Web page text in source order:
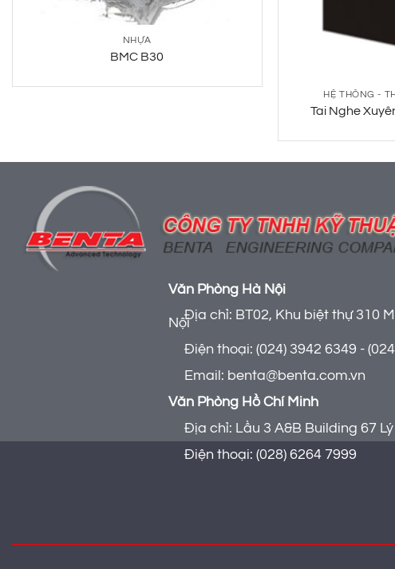
NHỰA
BMC B30
HỆ THỐNG -
Tai Nghe
Văn Phòng Hà Nội
Địa chỉ: BT02, Khu biệt thự 310
Nội
Điện thoại: (024) 3942 6349 -
Email: benta@benta.com.vn
Văn Phòng Hồ Chí Minh
Địa chỉ: Lầu 3 A&B Building 67 Lý
Điện thoại: (028) 6264 7999